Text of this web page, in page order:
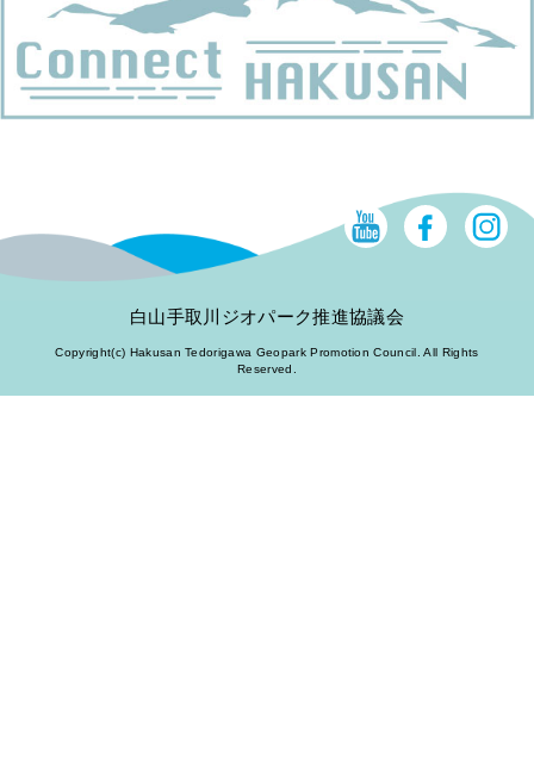
白山手取川ジオパーク推進協議会
Copyright(c) Hakusan Tedorigawa Geopark Promotion Council. All Rights
Reserved.